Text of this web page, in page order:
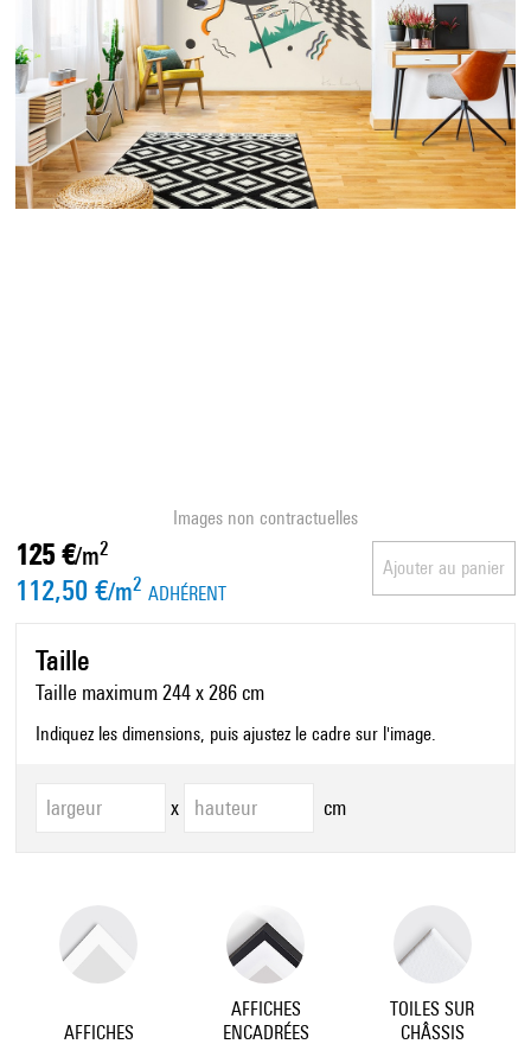
Images non contractuelles
125 €/m2
112,50 €/m2 ADHÉRENT
Ajouter au panier
Taille
Taille maximum 244 x 286 cm
Indiquez les dimensions, puis ajustez le cadre sur l'image.
x cm
AFFICHES
AFFICHES
ENCADRÉES
TOILES SUR
CHÂSSIS